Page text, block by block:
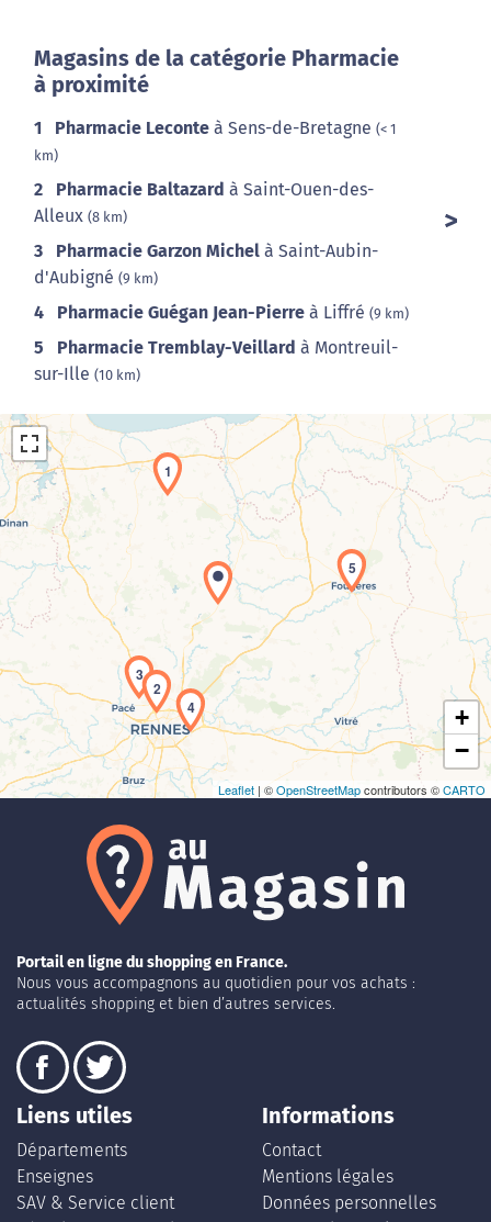
Magasins de la catégorie Pharmacie
à proximité
1 Pharmacie Leconte à Sens-de-Bretagne (< 1
km)
2 Pharmacie Baltazard à Saint-Ouen-des-
Alleux (8 km)
3 Pharmacie Garzon Michel à Saint-Aubin-
d'Aubigné (9 km)
4 Pharmacie Guégan Jean-Pierre à Liffré (9 km)
5 Pharmacie Tremblay-Veillard à Montreuil-
sur-Ille (10 km)
Chargement de la carte en cours...
1
2
3
4
5
+
−
Leaflet | ©OpenStreetMapcontributors ©CARTO
Portail en ligne du shopping en France.
Nous vous accompagnons au quotidien pour vos achats :
actualités shopping et bien d’autres services.
Liens utiles
Départements
Enseignes
SAV & Service client
Informations
Contact
Mentions légales
Données personnelles